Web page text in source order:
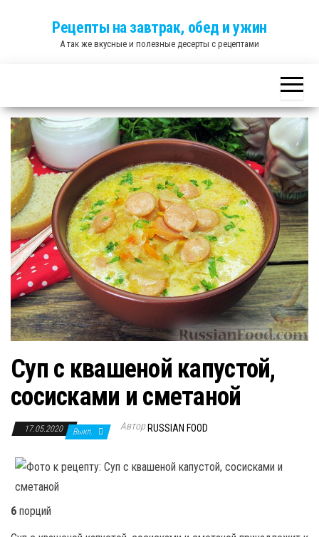
Рецепты на завтрак, обед и ужин
А так же вкусные и полезные десерты с рецептами
Суп с квашеной капустой,
сосисками и сметаной
17.05.2020 Выкл. Автор RUSSIAN FOOD
6 порций